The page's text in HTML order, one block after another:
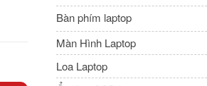
Bàn phím laptop
Màn Hình Laptop
Loa Laptop